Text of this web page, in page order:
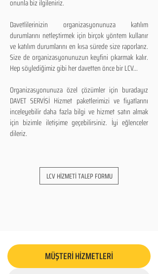
onunla biz ilgileniriz.
Davetlilerinizin organizasyonunuza katılım
durumlarını netleştirmek için birçok yöntem kullanır
ve katılım durumlarını en kısa sürede size raporlarız.
Size de organizasyonunuzun keyfini çıkarmak kalır.
Hep söylediğimiz gibi her davetten önce bir LCV...
Organizasyonunuza özel çözümler için buradayız
DAVET SERVİSİ Hizmet paketlerimizi ve fiyatlarını
inceleyebilir daha fazla bilgi ve hizmet satın almak
için bizimle iletişime geçebilirsiniz. İyi eğlenceler
dileriz.
LCV HİZMETİ TALEP FORMU
MÜŞTERİ HİZMETLERİ